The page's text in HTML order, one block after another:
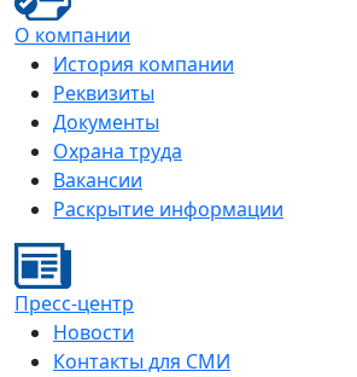
О компании
История компании
Реквизиты
Документы
Охрана труда
Вакансии
Раскрытие информации
Пресс-центр
Новости
Контакты для СМИ